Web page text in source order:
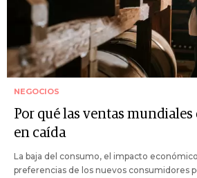
NEGOCIOS
Por qué las ventas
en caída
La baja del consumo, el impacto
preferencias de los nuevos consumidores